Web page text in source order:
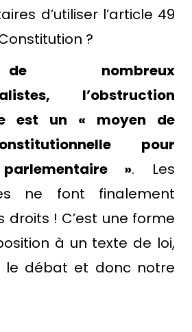
d’utiliser l’article 49
?
nombreux
l’obstruction
est un « moyen de
pour
». Les
ne font finalement
droits ! C’est une forme
à un texte de loi,
le débat et donc notre